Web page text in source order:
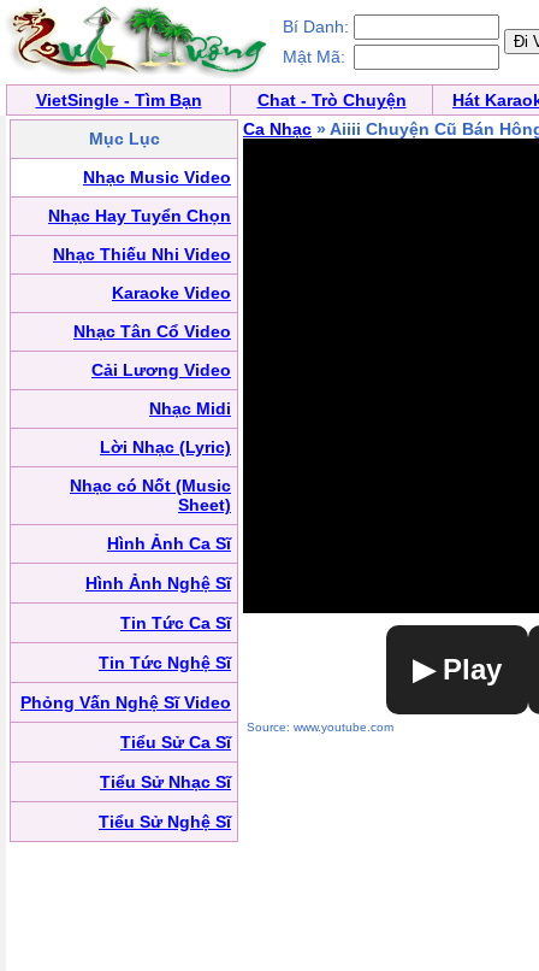
Bí Danh:
Mật Mã:
VietSingle - Tìm Bạn Chat - Trò Chuyện
Hát
Mục Lục
Nhạc Music Video
Nhạc Hay Tuyển Chọn
Nhạc Thiếu Nhi Video
Karaoke Video
Nhạc Tân Cổ Video
Cải Lương Video
Nhạc Midi
Lời Nhạc (Lyric)
Nhạc có Nốt (Music
Sheet)
Hình Ảnh Ca Sĩ
Hình Ảnh Nghệ Sĩ
Tin Tức Ca Sĩ
Tin Tức Nghệ Sĩ
Phỏng Vấn Nghệ Sĩ Video
Tiểu Sử Ca Sĩ
Tiểu Sử Nhạc Sĩ
Tiểu Sử Nghệ Sĩ
Ca Nhạc » Aiiii Chuyện Cũ Bán
▶ Play
Source: www.youtube.com